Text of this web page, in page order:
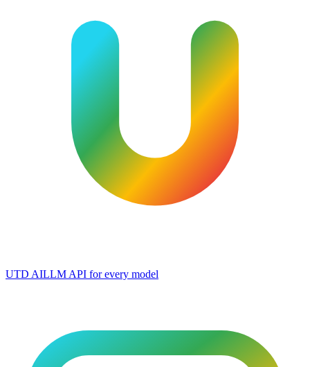
UTD AILLM API for every model